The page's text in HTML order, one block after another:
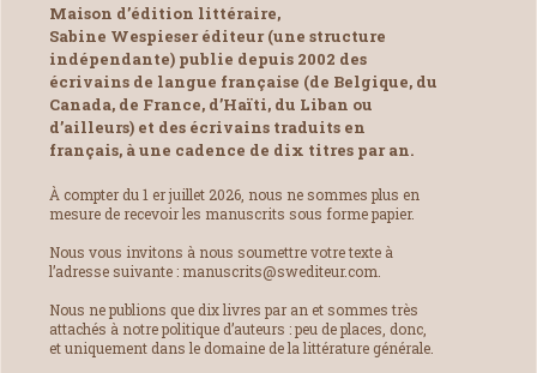
Maison d’édition littéraire,
Sabine Wespieser éditeur (une structure
indépendante) publie depuis 2002 des
écrivains de langue française (de Belgique, du
Canada, de France, d’Haïti, du Liban ou
d’ailleurs) et des écrivains traduits en
français, à une cadence de dix titres par an.
À compter du 1 er juillet 2026, nous ne sommes plus en
mesure de recevoir les manuscrits sous forme papier.
Nous vous invitons à nous soumettre votre texte à
l’adresse suivante : manuscrits@swediteur.com.
Nous ne publions que dix livres par an et sommes très
attachés à notre politique d’auteurs : peu de places, donc,
et uniquement dans le domaine de la littérature générale.